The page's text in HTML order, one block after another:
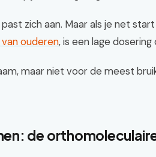
past zich aan. Maar als je net
ouderen, is een lage
maar niet voor de meest
de